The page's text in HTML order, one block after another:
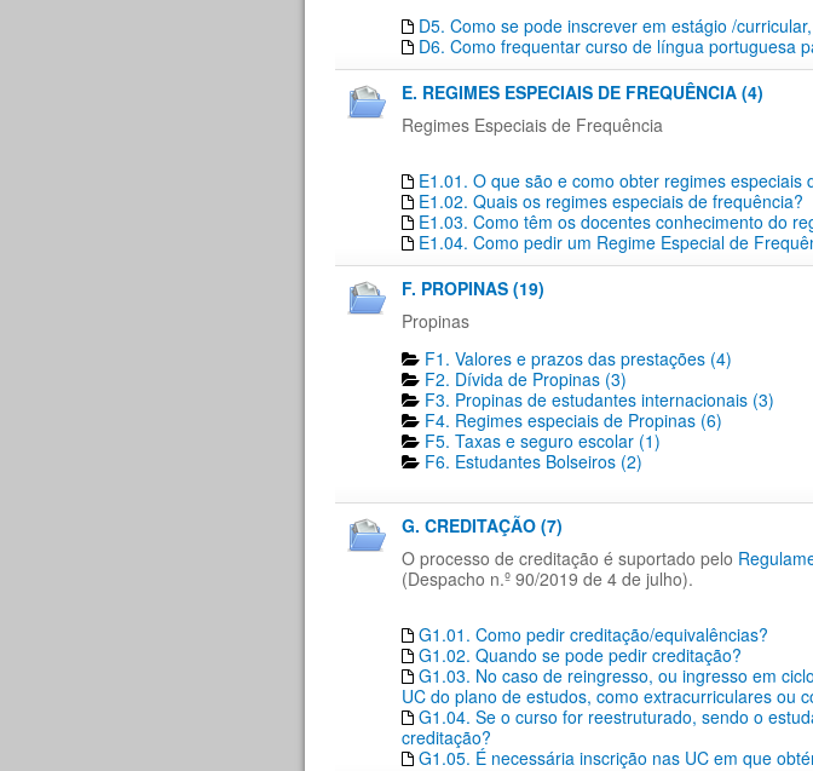
D5. Como se pode inscrever em estágio /
D6. Como frequentar curso de língua portuguesa
E. REGIMES ESPECIAIS DE FREQUÊNCIA (4)
Regimes Especiais de Frequência
E1.01. O que são e como obter regimes especiais
E1.02. Quais os regimes especiais de frequência?
E1.03. Como têm os docentes conhecimento do
E1.04. Como pedir um Regime Especial de
F. PROPINAS (19)
Propinas
F1. Valores e prazos das prestações (4)
F2. Dívida de Propinas (3)
F3. Propinas de estudantes internacionais (3)
F4. Regimes especiais de Propinas (6)
F5. Taxas e seguro escolar (1)
F6. Estudantes Bolseiros (2)
G. CREDITAÇÃO (7)
O processo de creditação é suportado pelo
(Despacho n.º 90/2019 de 4 de julho).
G1.01. Como pedir creditação/equivalências?
G1.02. Quando se pode pedir creditação?
G1.03. No caso de reingresso, ou ingresso em
UC do plano de estudos, como extracurriculares ou
G1.04. Se o curso for reestruturado, sendo o
creditação?
G1.05. É necessária inscrição nas UC em que